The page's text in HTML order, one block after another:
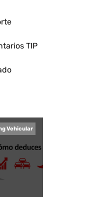
TIP
Vehicular